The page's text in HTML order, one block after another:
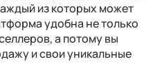
из которых может
удобна не только
а потому вы
и свои уникальные